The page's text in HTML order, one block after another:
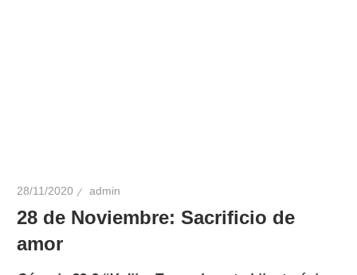
28/11/2020 admin
28 de Noviembre: Sacrificio de
amor